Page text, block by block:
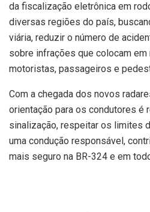
da fiscalização eletrônica em
diversas regiões do país,
viária, reduzir o número de
sobre infrações que colocam em
motoristas, passageiros e
Com a chegada dos novos
orientação para os condutores é
sinalização, respeitar os limites
uma condução responsável,
mais seguro na BR-324 e em